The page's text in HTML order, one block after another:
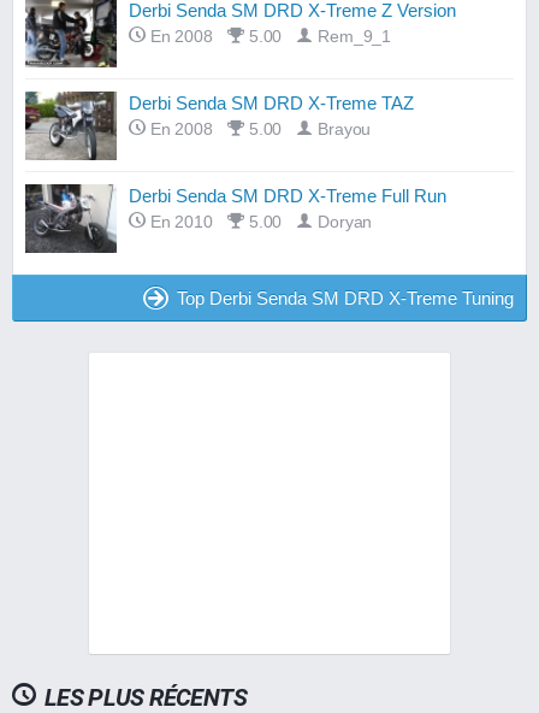
Derbi Senda SM DRD X-Treme Z Version
En 2008 5.00 Rem_9_1
Derbi Senda SM DRD X-Treme TAZ
En 2008 5.00 Brayou
Derbi Senda SM DRD X-Treme Full Run
En 2010 5.00 Doryan
Top Derbi Senda SM DRD X-Treme Tuning
LES PLUS RÉCENTS